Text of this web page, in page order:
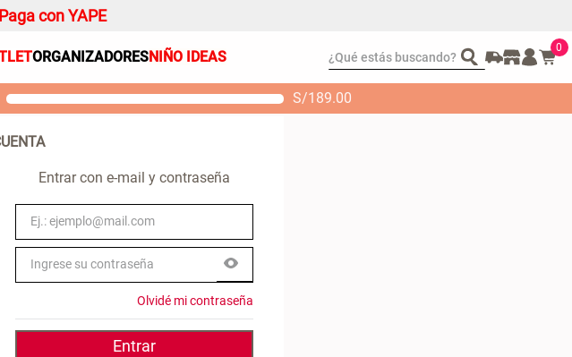
Paga con YAPE
ORGANIZADORESNIÑO IDEAS ¿Qué estás buscando? 0
S/189.00
Entrar con e-mail y contraseña
Olvidé mi contraseña
Entrar
Bambú Inodoro con
Puerta 65x28x171 cm
S/ 349.00S/ 261.00 S/ 104.00